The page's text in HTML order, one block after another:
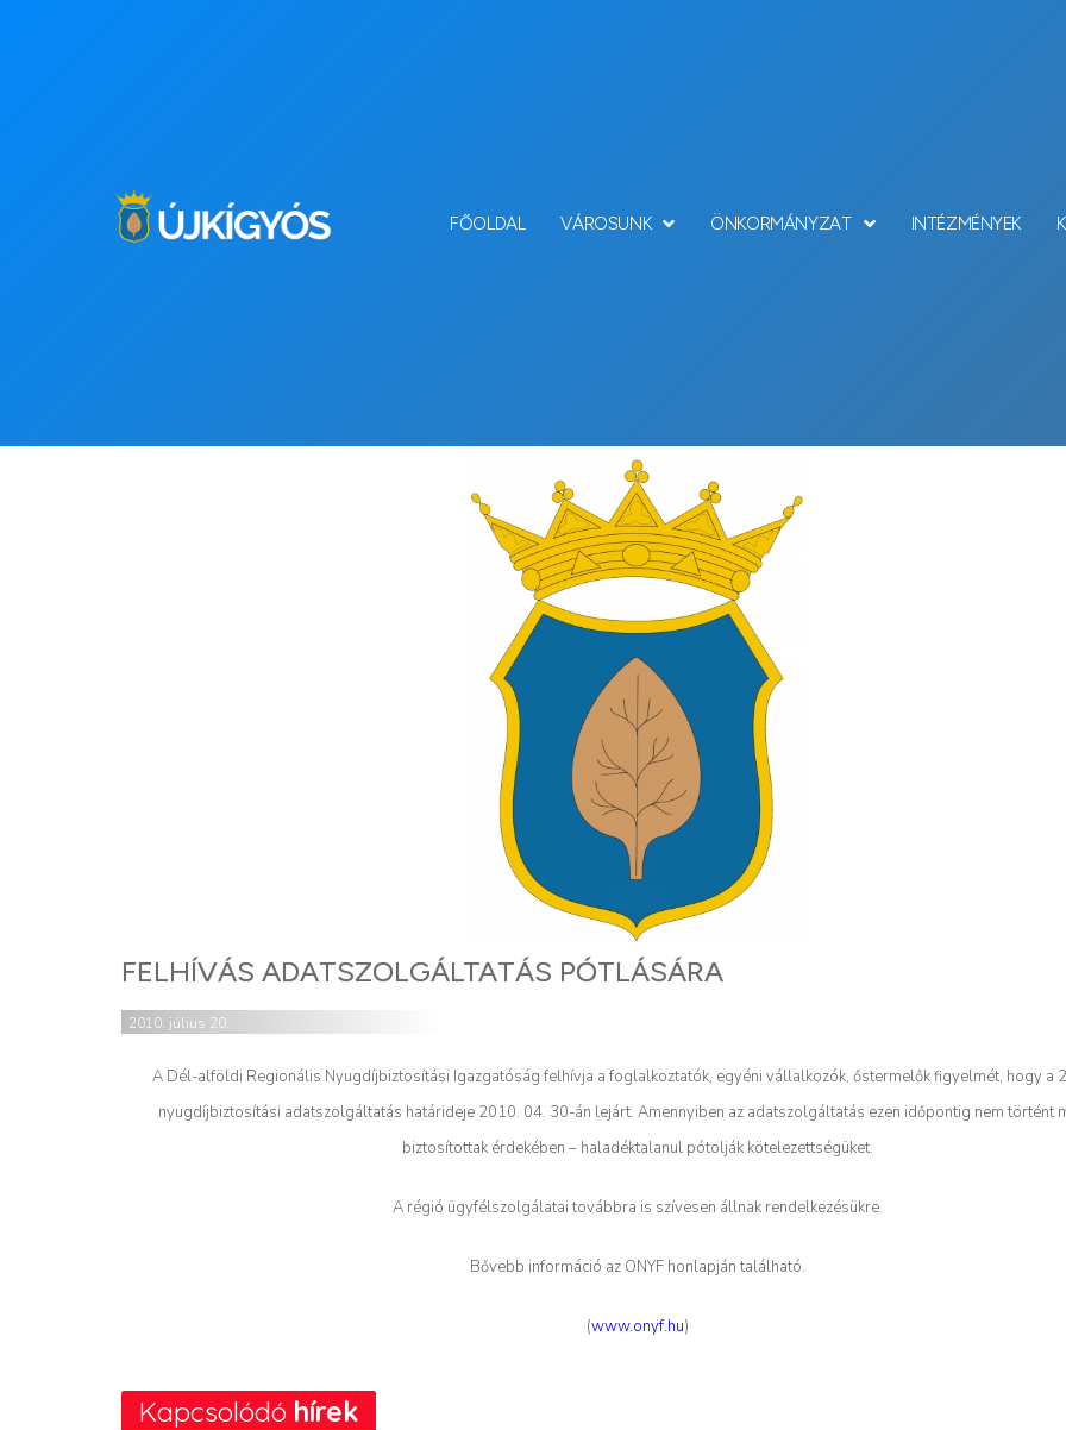
FŐOLDAL VÁROSUNK ÖNKORMÁNYZAT INTÉZMÉNYEK
FELHÍVÁS ADATSZOLGÁLTATÁS PÓTLÁSÁRA
2010. július 20.
A Dél-alföldi Regionális Nyugdíjbiztosítási Igazgatóság felhívja a foglalkoztatók, egyéni vállalkozók, őstermelők figyelmét, hogy a
nyugdíjbiztosítási adatszolgáltatás határideje 2010. 04. 30-án lejárt. Amennyiben az adatszolgáltatás ezen időpontig nem történt
biztosítottak érdekében – haladéktalanul pótolják kötelezettségüket.
A régió ügyfélszolgálatai továbbra is szívesen állnak rendelkezésükre.
Bővebb információ az ONYF honlapján található.
(www.onyf.hu)
Kapcsolódó hírek